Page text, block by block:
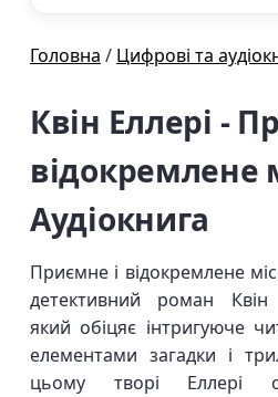
Головна / Цифрові та
Квін Еллері -
відокремлене
Аудіокнига
Приємне і відокремлене
детективний роман Квін
який обіцяє інтригуюче
елементами загадки і
цьому творі Еллері